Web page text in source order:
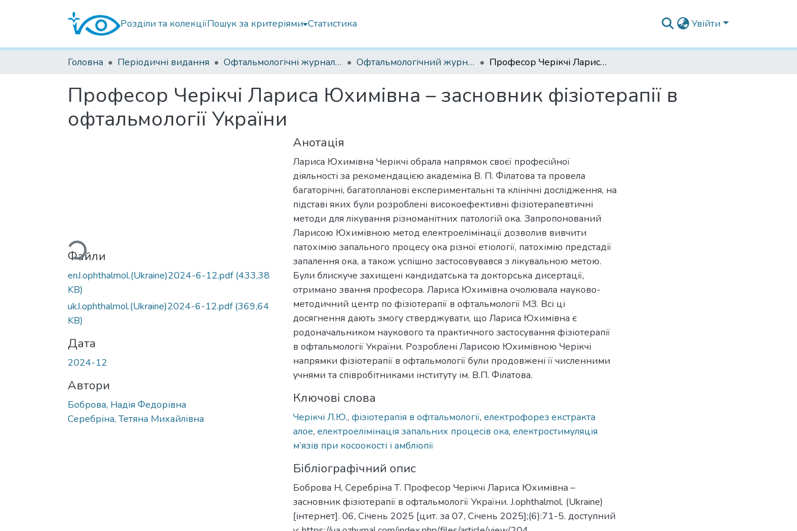
Розділи та колекціїПошук за критеріями Статистика Увійти
Головна Періодичні видання Офтальмологічні журнали українські Офтальмологічний журнал 2024 Професор Черікчі Лариса Юхимівна – засновник фізіотерапії в офтальмології України
Професор Черікчі Лариса Юхимівна – засновник фізіотерапії в
офтальмології України
Вантажиться...
Файли
enJ.ophthalmol.(Ukraine)2024-6-12.pdf(433,38
KB)
ukJ.ophthalmol.(Ukraine)2024-6-12.pdf(369,64
KB)
Дата
2024-12
Автори
Боброва, Надія Федорівна
Серебріна, Тетяна Михайлівна
Анотація
Лариса Юхимівна Черікчі обрала напрямок своєї професійної
діяльності за рекомендацією академіка В. П. Філатова та провела
багаторічні, багатопланові експериментальні та клінічні дослідження, на
підставі яких були розроблені високоефективні фізіотерапевтичні
методи для лікування різноманітних патологій ока. Запропонований
Ларисою Юхимівною метод електроелімінації дозволив вивчити
патохімію запального процесу ока різної етіології, патохімію предстадії
запалення ока, а також успішно застосовувався з лікувальною метою.
Були блискуче захищені кандидатська та докторська дисертації,
отримано звання професора. Лариса Юхимівна очолювала науково-
методичний центр по фізіотерапії в офтальмології МЗ. Всі ці
досягнення дають змогу стверджувати, що Лариса Юхимівна є
родоначальником наукового та практичного застосування фізіотерапії
в офтальмології України. Розроблені Ларисою Юхимівною Черікчі
напрямки фізіотерапії в офтальмології були продовжені її численними
учнями та співробітниками інституту ім. В.П. Філатова.
Ключові слова
Черікчі Л.Ю., фізіотерапія в офтальмології, електрофорез екстракта
алое, електроелімінація запальних процесів ока, електростимуляція
м’язів при косоокості і амбліопії
Бібліографічний опис
Боброва Н, Серебріна Т. Професор Черікчі Лариса Юхимівна –
засновник фізіотерапії в офтальмології України. J.ophthalmol. (Ukraine)
[інтернет]. 06, Січень 2025 [цит. за 07, Січень 2025];(6):71-5. доступний